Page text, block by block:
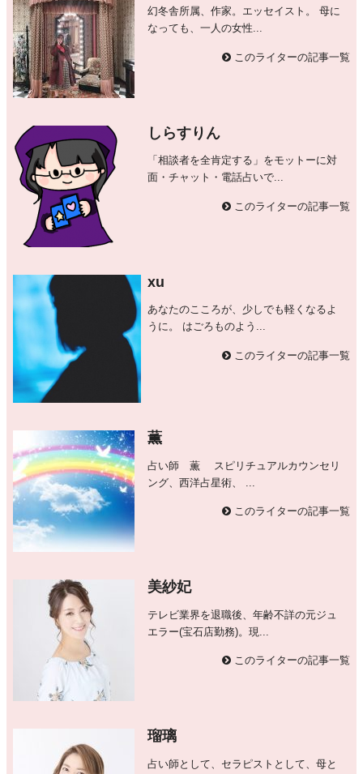
幻冬舎所属、作家。エッセイスト。 母に
なっても、一人の女性...
このライターの記事一覧
しらすりん
「相談者を全肯定する」をモットーに対
面・チャット・電話占いで...
このライターの記事一覧
xu
あなたのこころが、少しでも軽くなるよ
うに。 はごろものよう...
このライターの記事一覧
薫
占い師 薫 スピリチュアルカウンセリ
ング、西洋占星術、 ...
このライターの記事一覧
美紗妃
テレビ業界を退職後、年齢不詳の元ジュ
エラー(宝石店勤務)。現...
このライターの記事一覧
瑠璃
占い師として、セラピストとして、母と